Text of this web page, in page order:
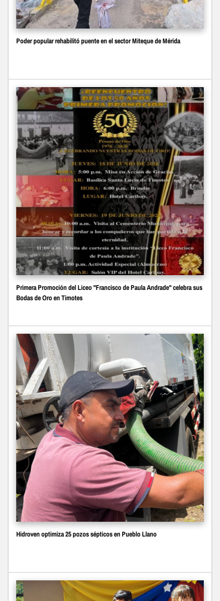
Poder popular rehabilitó puente en el sector Miteque de Mérida
Primera Promoción del Liceo "Francisco de Paula Andrade" celebra sus
Bodas de Oro en Timotes
Hidroven optimiza 25 pozos sépticos en Pueblo Llano